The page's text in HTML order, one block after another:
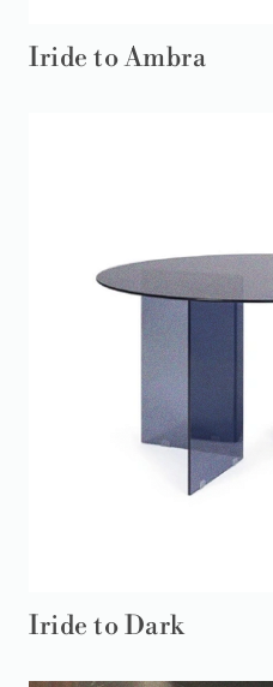
Iride to Ambra
Iride to Dark